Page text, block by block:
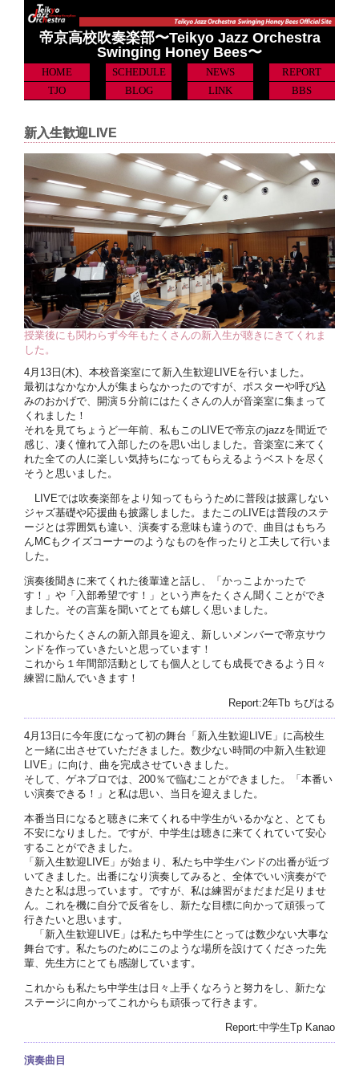
帝京高校吹奏楽部〜Teikyo Jazz Orchestra
Swinging Honey Bees〜
HOME SCHEDULE NEWS
REPORT
TJO
BLOG LINK BBS
新入生歓迎LIVE
授業後にも関わらず今年もたくさんの新入生が聴きにきてくれま
した。
4月13日(木)、本校音楽室にて新入生歓迎LIVEを行いました。
最初はなかなか人が集まらなかったのですが、ポスターや呼び込
みのおかげで、開演５分前にはたくさんの人が音楽室に集まって
くれました！
それを見てちょうど一年前、私もこのLIVEで帝京のjazzを間近で
感じ、凄く憧れて入部したのを思い出しました。音楽室に来てく
れた全ての人に楽しい気持ちになってもらえるようベストを尽く
そうと思いました。
LIVEでは吹奏楽部をより知ってもらうために普段は披露しない
ジャズ基礎や応援曲も披露しました。またこのLIVEは普段のステ
ージとは雰囲気も違い、演奏する意味も違うので、曲目はもちろ
んMCもクイズコーナーのようなものを作ったりと工夫して行いま
した。
演奏後聞きに来てくれた後輩達と話し、「かっこよかったで
す！」や「入部希望です！」という声をたくさん聞くことができ
ました。その言葉を聞いてとても嬉しく思いました。
これからたくさんの新入部員を迎え、新しいメンバーで帝京サウ
ンドを作っていきたいと思っています！
これから１年間部活動としても個人としても成長できるよう日々
練習に励んでいきます！
Report:2年Tb ちびはる
4月13日に今年度になって初の舞台「新入生歓迎LIVE」に高校生
と一緒に出させていただきました。数少ない時間の中新入生歓迎
LIVE」に向け、曲を完成させていきました。
そして、ゲネプロでは、200％で臨むことができました。「本番い
い演奏できる！」と私は思い、当日を迎えました。
本番当日になると聴きに来てくれる中学生がいるかなと、とても
不安になりました。ですが、中学生は聴きに来てくれていて安心
することができました。
「新入生歓迎LIVE」が始まり、私たち中学生バンドの出番が近づ
いてきました。出番になり演奏してみると、全体でいい演奏がで
きたと私は思っています。ですが、私は練習がまだまだ足りませ
ん。これを機に自分で反省をし、新たな目標に向かって頑張って
行きたいと思います。
「新入生歓迎LIVE」は私たち中学生にとっては数少ない大事な
舞台です。私たちのためにこのような場所を設けてくださった先
輩、先生方にとても感謝しています。
これからも私たち中学生は日々上手くなろうと努力をし、新たな
ステージに向かってこれからも頑張って行きます。
Report:中学生Tp Kanao
演奏曲目